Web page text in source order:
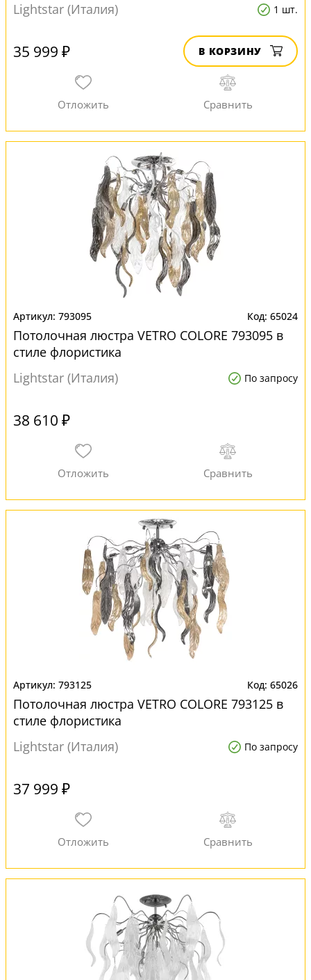
Lightstar (Италия)
1 шт.
35 999 ₽ В КОРЗИНУ
793095 65024
Потолочная люстра VETRO COLORE 793095 в
стиле флористика
Lightstar (Италия)
По запросу
38 610 ₽
793125 65026
Потолочная люстра VETRO COLORE 793125 в
стиле флористика
Lightstar (Италия)
По запросу
37 999 ₽